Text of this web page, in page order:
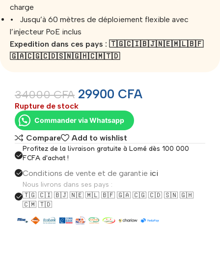
charge
• Jusqu’à 60 mètres de déploiement flexible avec
l’injecteur PoE inclus
Expedition dans ces pays : 🇹🇬🇨🇮🇧🇯🇳🇪🇲🇱🇧🇫
🇬🇦🇨🇬🇨🇩🇸🇳🇬🇭🇨🇲🇹🇩
34000CFA 29900 CFA
Rupture de stock
Commander via Whatsapp
Compare Add to wishlist
Profitez de la livraison gratuite à Lomé dès 100 000
FCFA d'achat !
Conditions de vente et de garantie ici
Nous livrons dans ses pays :
🇹🇬 🇨🇮 🇧🇯 🇳🇪 🇲🇱 🇧🇫 🇬🇦 🇨🇬 🇨🇩 🇸🇳 🇬🇭
🇨🇲 🇹🇩